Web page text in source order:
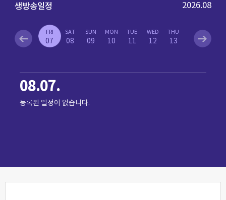
생방송일정 2026.08
FRI
07
SAT
08
SUN
09
MON
10
TUE
11
WED
12
THU
13
08.07.
등록된 일정이 없습니다.